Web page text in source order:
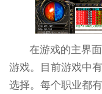
在游戏的主界
游戏。目前游戏中
选择。每个职业都